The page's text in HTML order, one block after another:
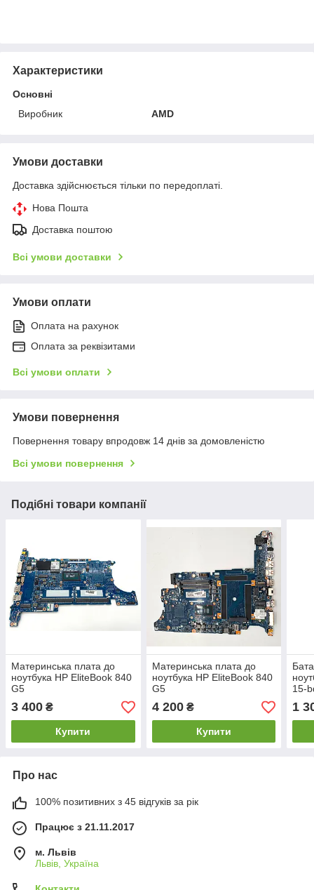
Характеристики
Основні
Виробник
AMD
Умови доставки
Доставка здійснюється тільки по передоплаті.
Нова Пошта
Доставка поштою
Всі умови доставки
Умови оплати
Оплата на рахунок
Оплата за реквізитами
Всі умови оплати
Умови повернення
Повернення товару впродовж 14 днів за домовленістю
Всі умови повернення
Подібні товари компанії
Материнська плата до
ноутбука HP EliteBook 840
G5
3 400 ₴
Купити
Материнська плата до
ноутбука HP EliteBook 840
G5
4 200₴
Купити
15-
1
Про нас
100% позитивних з 45 відгуків за рік
Працює з 21.11.2017
м. Львів
Львів, Україна